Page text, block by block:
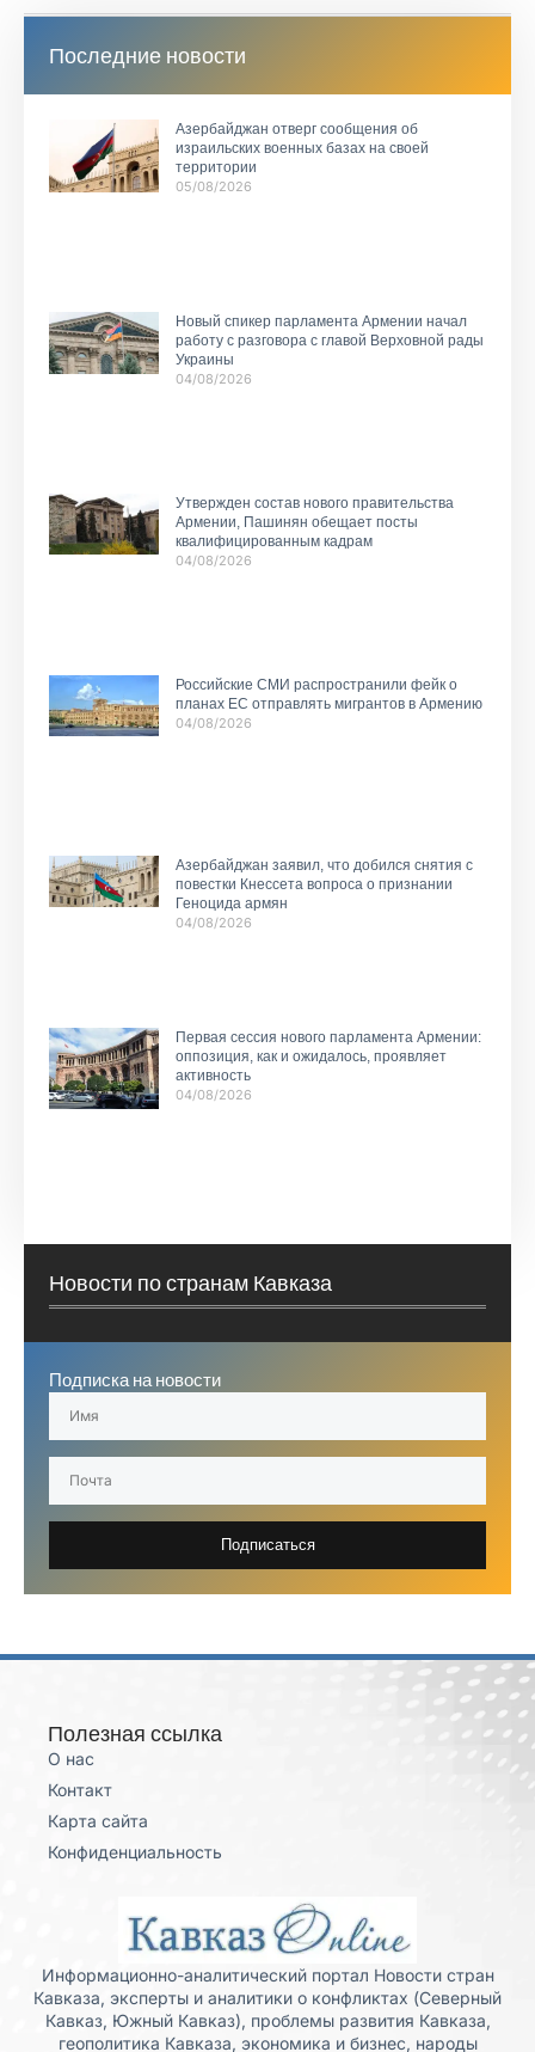
Последние новости
Азербайджан отверг сообщения об
израильских военных базах на своей
территории
05/08/2026
Новый спикер парламента Армении начал
работу с разговора с главой Верховной рады
Украины
04/08/2026
Утвержден состав нового правительства
Армении, Пашинян обещает посты
квалифицированным кадрам
04/08/2026
Российские СМИ распространили фейк о
планах ЕС отправлять мигрантов в Армению
04/08/2026
Азербайджан заявил, что добился снятия с
повестки Кнессета вопроса о признании
Геноцида армян
04/08/2026
Первая сессия нового парламента Армении:
оппозиция, как и ожидалось, проявляет
активность
04/08/2026
Новости по странам Кавказа
Подписка на новости
Подписаться
Полезная ссылка
О нас
Контакт
Карта сайта
Конфиденциальность
Информационно-аналитический портал Новости стран
Кавказа, эксперты и аналитики о конфликтах (Северный
Кавказ, Южный Кавказ), проблемы развития Кавказа,
геополитика Кавказа, экономика и бизнес, народы